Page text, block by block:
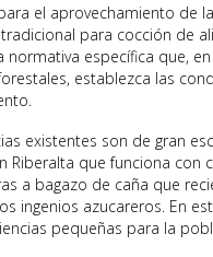
el aprovechamiento de
para cocción de
normativa específica que,
establezca las
existentes son de gran
Riberalta que funciona con
a bagazo de caña que
ingenios azucareros. En
pequeñas para la